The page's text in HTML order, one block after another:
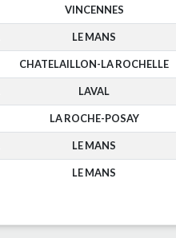
VINCENNES
LE MANS
CHATELAILLON-LA ROCHELLE
LAVAL
LA ROCHE-POSAY
LE MANS
LE MANS